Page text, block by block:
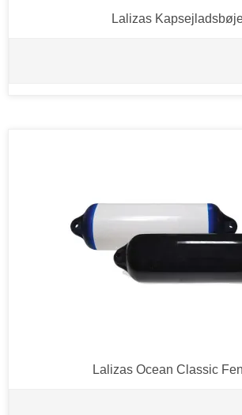
Lalizas
Lalizas Ocean Classic